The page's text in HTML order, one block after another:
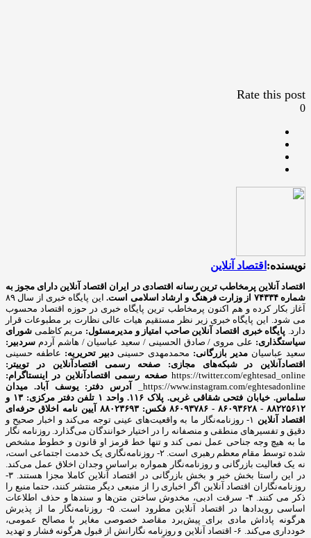
Rate this post
0
نویسنده: اقتصاد آنلاین
اقتصاد آنلاین پرمخاطب ترین رسانه اقتصادی در ایران اقتصاد آنلاین دارای مجوز به
شماره ۷۴۳۳۴ از وزارت فرهنگ و ارشاد اسلامی است.
این پایگاه خبری از سال ۸۹
آغاز بکار کرده و هم اکنون پرمخاطب ترین پایگاه خبری در حوزه اقتصاد محسوب
می شود. این پایگاه خبری زیر نظر مستقیم هیات عالی نظارت بر مطبوعات قرار
دارد. پایگاه خبری اقتصاد آنلاین صاحب امتیاز و مدیرمسئول: مریم کاظمی شورای
سیاستگذاری: علی مروی / صادق الحسینی / سعید عباسیان / هاشم آردم سردبیر:
سعید عباسیان مدیر بازرگانی: محمدمهدی حسینی دبیر تحریریه: عاطفه حسینی
اقتصادآنلاین در شبکه‌های مجازی:
صفحه رسمی اقتصادآنلاین در توییتر:
https://twitter.com/eghtesad_online صفحه رسمی اقتصادآنلاین در اینستاگرام:
https://www.instagram.com/eghtesadonline_
آدرس دفتر: یوسف آباد. میدان
سلماس. خیابان فتحی شقاقی غربی. پلاک ۱۱۶. واحد ۱
تلفن دفتر مرکزی: ۱۳ و
۸۸۲۲۵۶۱۲ - ۸۶۰۹۳۶۲۸ - ۸۶۰۹۳۷۸۶ فکس: ۸۸۰۲۳۶۹۳
آیین نامه اخلاق حرفه‌ای
اقتصاد آنلاین
۱- روزنامه‌نگار ما به واقعیت‌های عینی توجه می‌کند و اخبار صحیح و
دقیق و تفسیرهای منطقی و منصفانه را در اختیار خوانندگان می‌گذارد. روزنامه نگار
ما به هیچ وجه جناحی عمل نمی کند و تنها خط قرمز او قانون و خطوط مشخص
شده توسط مقام معظم رهبری است. ۲- روزنامه‌نگاری یک خدمت اجتماعی است،
نه یک فعالیت بازرگانی و روزنامه‌نگار همواره براساس وجدان اخلاق عمل می‌کند.
در این راستا بخش خبر و بخش بازرگانی در اقتصاد آنلاین کاملا مجزا هستند. ۳-
روزنامه‌نگاران اقتصاد آنلاین اگر اخباری را از منبعی دیگر منتشر کنند، حتما منبع را
ذکر می کنند. ۴- سرقت ادبی، مخدوش ساختن متن‌ها و سندها و حذف اطلاعات
اساسی رویدادها در اقتصاد آنلاین مطرود است. ۵- روزنامه‌نگار ما از پذیرش
هرگونه پاداش مادی برای پیش‌برد مقاصد خصوصی مغایر با مصالح عمومی،
خودداری می‌کند. ۶- اقتصاد آنلاین و روزنامه نگارانش از قبول هرگونه فشار و تهدید